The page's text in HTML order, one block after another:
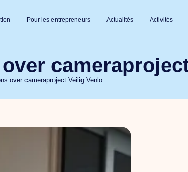
Pour les entrepreneurs Actualités Activités
over cameraproject Veilig Venlo